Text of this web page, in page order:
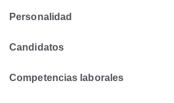
Personalidad
Candidatos
Competencias laborales